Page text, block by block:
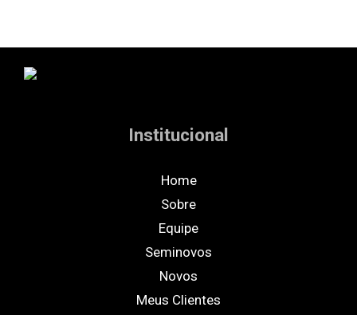
Institucional
Home
Sobre
Equipe
Seminovos
Novos
Meus Clientes